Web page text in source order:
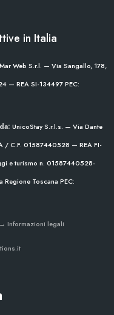
in Italia
Web S.r.l. — Via Sangallo, 178,
— REA SI-134497PEC:
UnicoStay S.r.l.s. — Via Dante
/ C.F. 01587440528 — REA FI-
e turismo n. 01587440528-
Regione Toscana PEC:
Informazioni legali